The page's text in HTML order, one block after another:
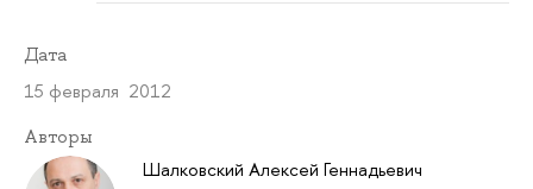
Дата
15 февраля 2012
Авторы
Шалковский Алексей Геннадьевич